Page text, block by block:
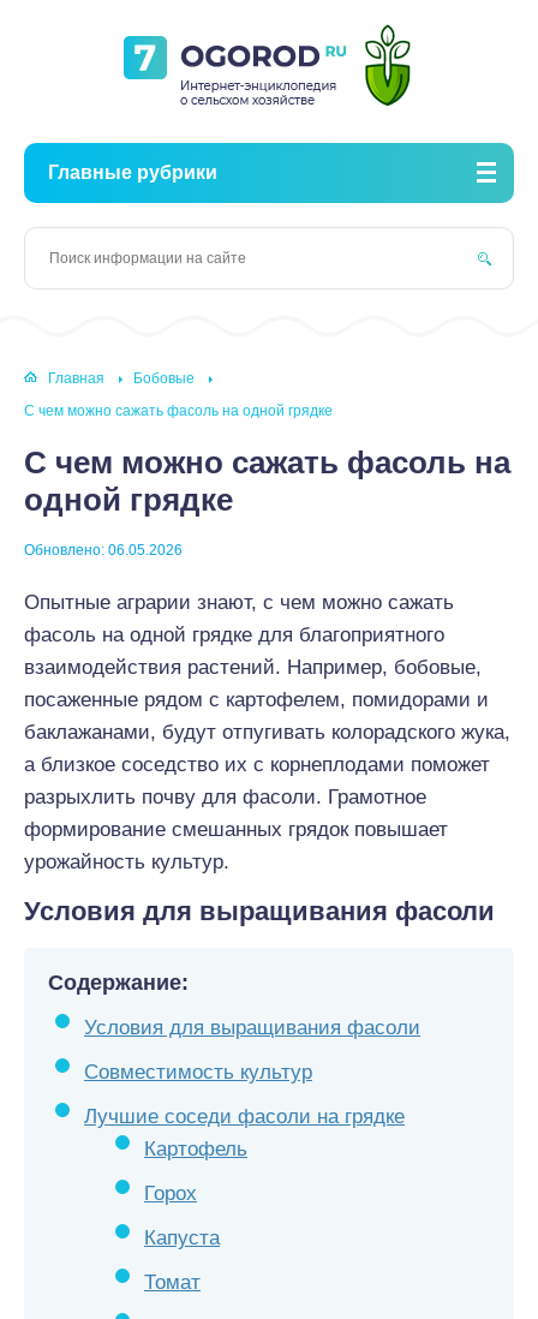
Главные рубрики
Главная
Бобовые
С чем можно сажать фасоль на одной грядке
С чем можно сажать фасоль на
одной грядке
Обновлено: 06.05.2026
Опытные аграрии знают, с чем можно сажать
фасоль на одной грядке для благоприятного
взаимодействия растений. Например, бобовые,
посаженные рядом с картофелем, помидорами и
баклажанами, будут отпугивать колорадского жука,
а близкое соседство их с корнеплодами поможет
разрыхлить почву для фасоли. Грамотное
формирование смешанных грядок повышает
урожайность культур.
Условия для выращивания фасоли
Содержание:
Условия для выращивания фасоли
Совместимость культур
Лучшие соседи фасоли на грядке
Картофель
Горох
Капуста
Томат